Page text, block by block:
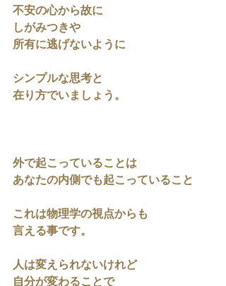
不安の心から故に
しがみつきや
所有に逃げないように
シンプルな思考と
在り方でいましょう。
外で起こっていることは
あなたの内側でも起こっていること
これは物理学の視点からも
言える事です。
人は変えられないけれど
自分が変わることで